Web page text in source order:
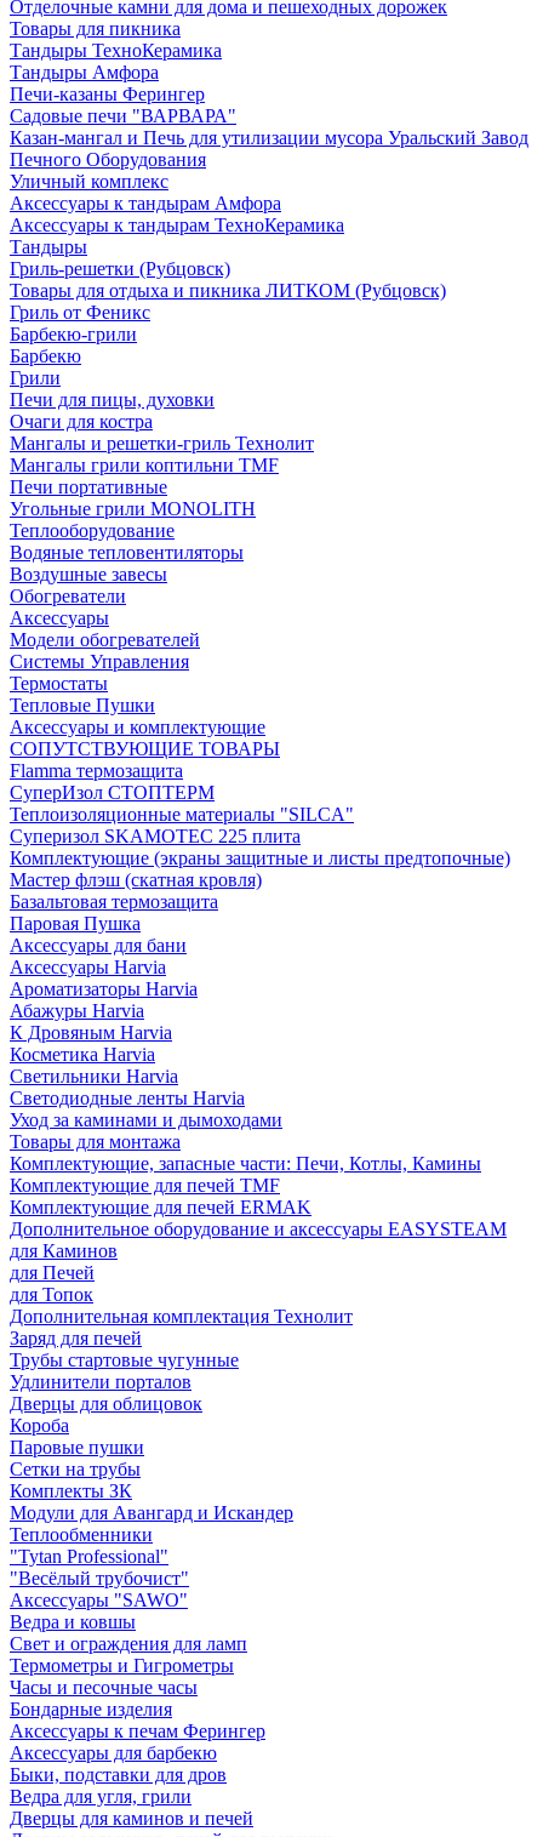
Отделочные камни для дома и пешеходных дорожек
Товары для пикника
Тандыры ТехноКерамика
Тандыры Амфора
Печи-казаны Ферингер
Садовые печи "ВАРВАРА"
Казан-мангал и Печь для утилизации мусора Уральский Завод
Печного Оборудования
Уличный комплекс
Аксессуары к тандырам Амфора
Аксессуары к тандырам ТехноКерамика
Тандыры
Гриль-решетки (Рубцовск)
Товары для отдыха и пикника ЛИТКОМ (Рубцовск)
Гриль от Феникс
Барбекю-грили
Барбекю
Грили
Печи для пицы, духовки
Очаги для костра
Мангалы и решетки-гриль Технолит
Мангалы грили коптильни TMF
Печи портативные
Угольные грили MONOLITH
Теплооборудование
Водяные тепловентиляторы
Воздушные завесы
Обогреватели
Аксессуары
Модели обогревателей
Системы Управления
Термостаты
Тепловые Пушки
Аксессуары и комплектующие
СОПУТСТВУЮЩИЕ ТОВАРЫ
Flamma термозащита
СуперИзол СТОПТЕРМ
Теплоизоляционные материалы "SILCA"
Суперизол SKAMOTEC 225 плита
Комплектующие (экраны защитные и листы предтопочные)
Мастер флэш (скатная кровля)
Базальтовая термозащита
Паровая Пушка
Аксессуары для бани
Аксессуары Harvia
Ароматизаторы Harvia
Абажуры Harvia
К Дровяным Harvia
Косметика Harvia
Светильники Harvia
Светодиодные ленты Harvia
Уход за каминами и дымоходами
Товары для монтажа
Комплектующие, запасные части: Печи, Котлы, Камины
Комплектующие для печей TMF
Комплектующие для печей ERMAK
Дополнительное оборудование и аксессуары EASYSTEAM
для Каминов
для Печей
для Топок
Дополнительная комплектация Технолит
Заряд для печей
Трубы стартовые чугунные
Удлинители порталов
Дверцы для облицовок
Короба
Паровые пушки
Сетки на трубы
Комплекты ЗК
Модули для Авангард и Искандер
Теплообменники
"Tytan Professional"
"Весёлый трубочист"
Аксессуары "SAWO"
Ведра и ковшы
Свет и ограждения для ламп
Термометры и Гигрометры
Часы и песочные часы
Бондарные изделия
Аксессуары к печам Ферингер
Аксессуары для барбекю
Быки, подставки для дров
Ведра для угля, грили
Дверцы для каминов и печей